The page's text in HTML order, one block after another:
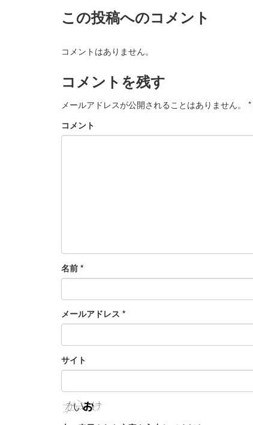
この投稿へのコメント
コメントはありません。
コメントを残す
メールアドレスが公開されることはありません。 *
コメント
名前 *
メールアドレス *
サイト